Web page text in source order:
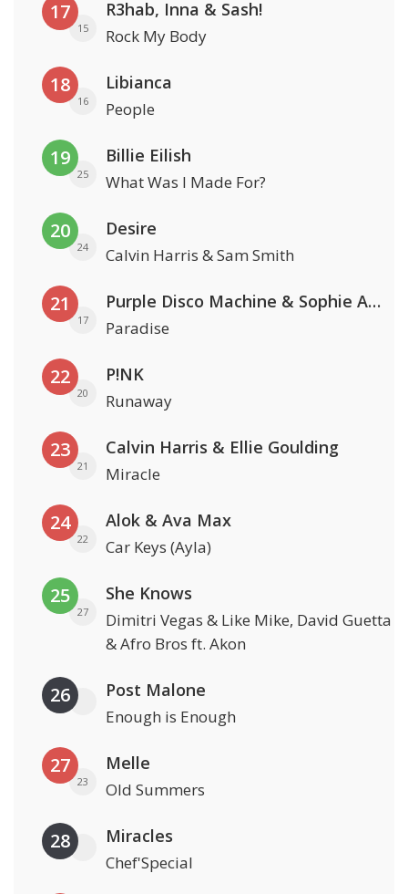
17
15
R3hab, Inna & Sash!
Rock My Body
18
16
Libianca
People
19
25
Billie Eilish
What Was I Made For?
20
24
Desire
Calvin Harris & Sam Smith
21
17
Purple Disco Machine & Sophie And The Giants
Paradise
22
20
P!NK
Runaway
23
21
Calvin Harris & Ellie Goulding
Miracle
24
22
Alok & Ava Max
Car Keys (Ayla)
25
27
She Knows
Dimitri Vegas & Like Mike, David Guetta
& Afro Bros ft. Akon
26 Post Malone
Enough is Enough
27
23
Melle
Old Summers
28 Miracles
Chef'Special